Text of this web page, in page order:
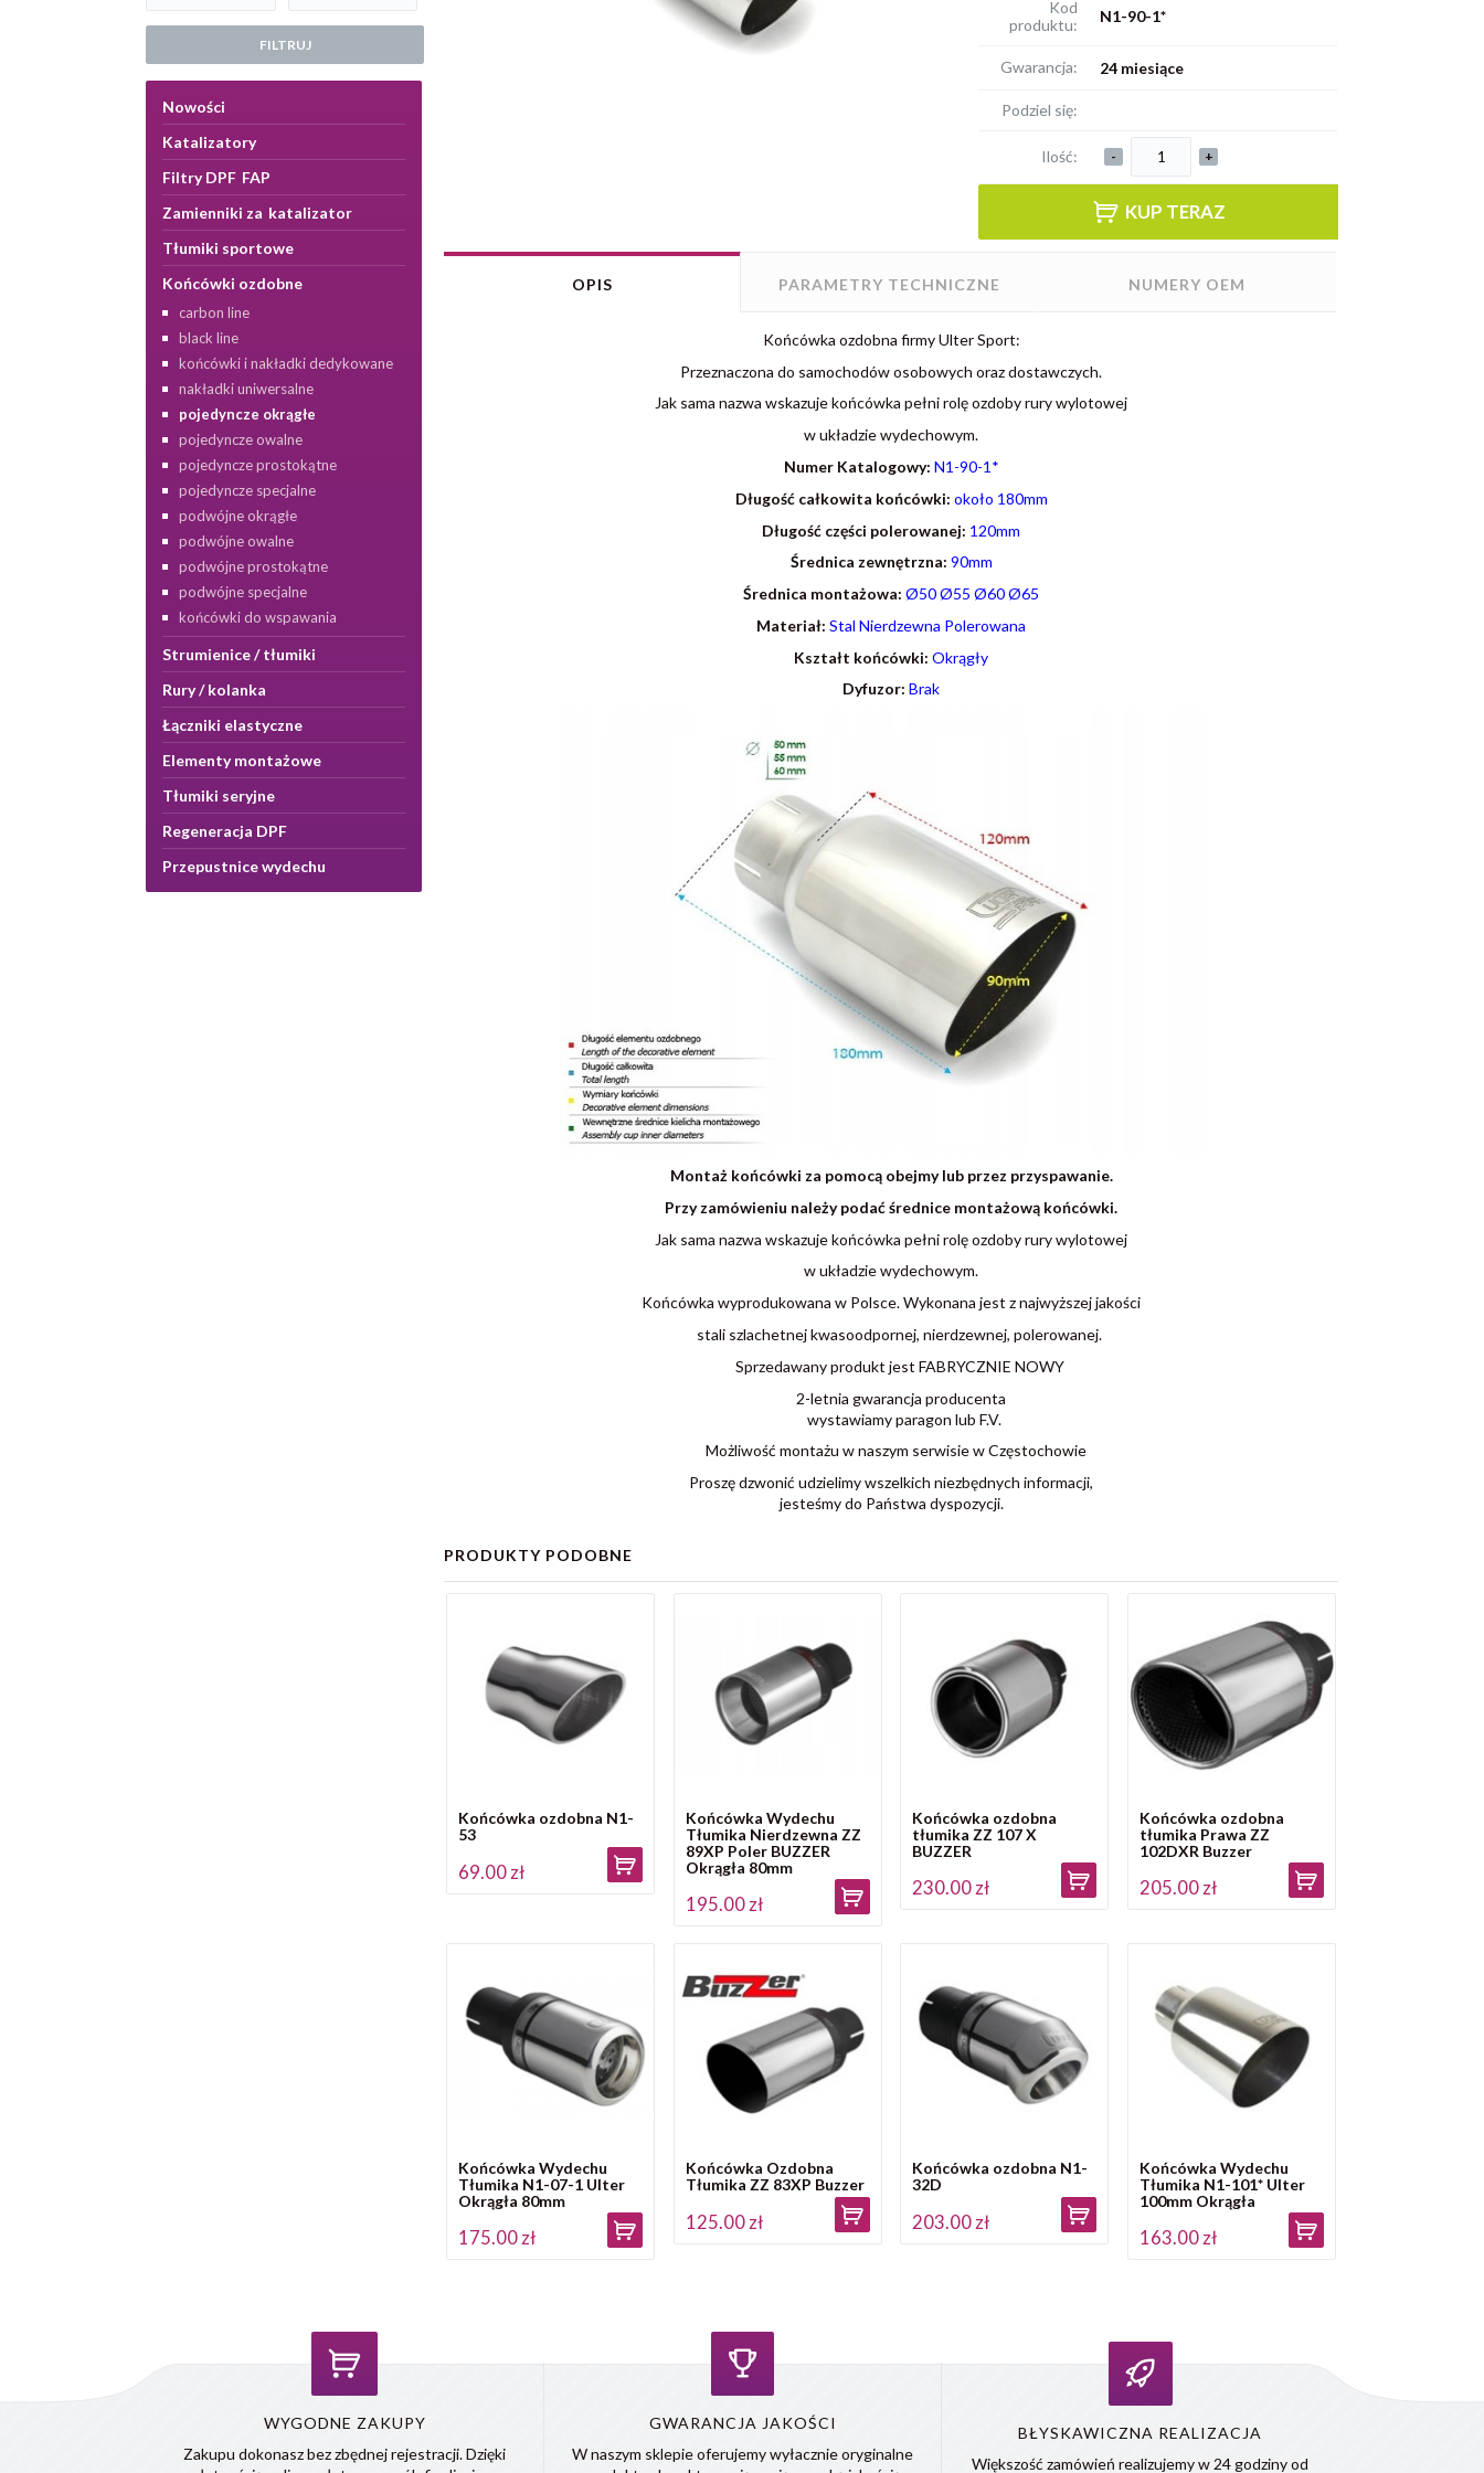
FILTRUJ
Nowości
Katalizatory
Filtry DPF FAP
Zamienniki za katalizator
Tłumiki sportowe
Końcówki ozdobne
carbon line
black line
końcówki i nakładki dedykowane
nakładki uniwersalne
pojedyncze okrągłe
pojedyncze owalne
pojedyncze prostokątne
pojedyncze specjalne
podwójne okrągłe
podwójne owalne
podwójne prostokątne
podwójne specjalne
końcówki do wspawania
Strumienice / tłumiki
Rury / kolanka
Łączniki elastyczne
Elementy montażowe
Tłumiki seryjne
Regeneracja DPF
Przepustnice wydechu
Kod
produktu:
N1-90-1*
Gwarancja: 24 miesiące
Podziel się:
Ilość: - +
KUP TERAZ
OPIS PARAMETRY TECHNICZNE NUMERY OEM
Końcówka ozdobna firmy Ulter Sport:
Przeznaczona do samochodów osobowych oraz dostawczych.
Jak sama nazwa wskazuje końcówka pełni rolę ozdoby rury wylotowej
w układzie wydechowym.
Numer Katalogowy: N1-90-1*
Długość całkowita końcówki: około 180mm
Długość części polerowanej: 120mm
Średnica zewnętrzna: 90mm
Średnica montażowa: Ø50 Ø55 Ø60 Ø65
Materiał: Stal Nierdzewna Polerowana
Kształt końcówki: Okrągły
Dyfuzor: Brak
Montaż końcówki za pomocą obejmy lub przez przyspawanie.
Przy zamówieniu należy podać średnice montażową końcówki.
Jak sama nazwa wskazuje końcówka pełni rolę ozdoby rury wylotowej
w układzie wydechowym.
Końcówka wyprodukowana w Polsce. Wykonana jest z najwyższej jakości
stali szlachetnej kwasoodpornej, nierdzewnej, polerowanej.
Sprzedawany produkt jest FABRYCZNIE NOWY
2-letnia gwarancja producenta
wystawiamy paragon lub F.V.
Możliwość montażu w naszym serwisie w Częstochowie
Proszę dzwonić udzielimy wszelkich niezbędnych informacji,
jesteśmy do Państwa dyspozycji.
PRODUKTY PODOBNE
Końcówka ozdobna N1-
53
69.00 zł
Końcówka Wydechu
Tłumika Nierdzewna ZZ
89XP Poler BUZZER
Okrągła 80mm
195.00 zł
Końcówka ozdobna
tłumika ZZ 107 X
BUZZER
230.00 zł
Końcówka ozdobna
tłumika Prawa ZZ
102DXR Buzzer
205.00 zł
Końcówka Wydechu
Tłumika N1-07-1 Ulter
Okrągła 80mm
175.00 zł
Końcówka Ozdobna
Tłumika ZZ 83XP Buzzer
125.00 zł
Końcówka ozdobna N1-
32D
203.00 zł
Końcówka Wydechu
Tłumika N1-101* Ulter
100mm Okrągła
163.00 zł
WYGODNE ZAKUPY
Zakupu dokonasz bez zbędnej rejestracji. Dzięki
GWARANCJA JAKOŚCI
W naszym sklepie oferujemy wyłacznie oryginalne
BŁYSKAWICZNA REALIZACJA
Większość zamówień realizujemy w 24 godziny od